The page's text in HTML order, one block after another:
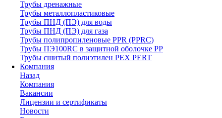
Трубы дренажные
Трубы металлопластиковые
Трубы ПНД (ПЭ) для воды
Трубы ПНД (ПЭ) для газа
Трубы полипропиленовые PPR (PPRC)
Трубы ПЭ100RC в защитной оболочке PP
Трубы сшитый полиэтилен PEX PERT
Компания
Назад
Компания
Вакансии
Лицензии и сертификаты
Новости